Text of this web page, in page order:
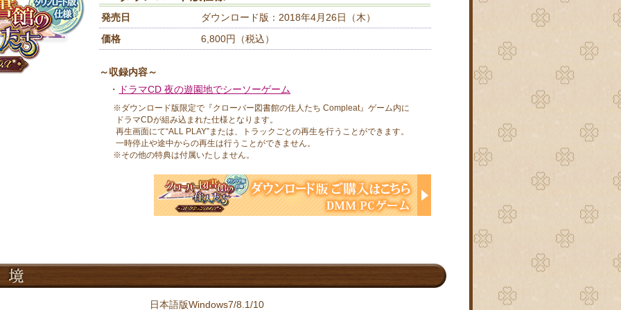
発売日
ダウンロード版：2018年4月26日（木）
価格
6,800円（税込）
～収録内容～
・
ドラマCD 夜の遊園地でシーソーゲーム
※ダウンロード版限定で『クローバー図書館の住人たち Compleat』ゲーム内に
ドラマCDが組み込まれた仕様となります。
再生画面にて“ALL PLAY”または、トラックごとの再生を行うことができます。
一時停止や途中からの再生は行うことができません。
※その他の特典は付属いたしません。
日本語版Windows7/8.1/10